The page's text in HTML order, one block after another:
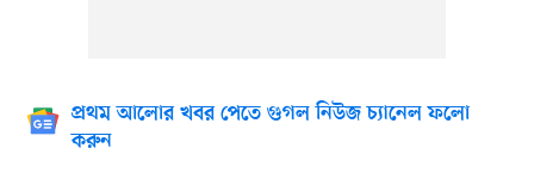
প্রথম আলোর খবর পেতে গুগল নিউজ চ্যানেল ফলো
করুন